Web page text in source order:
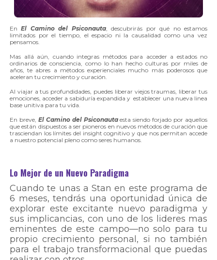
EnEl Camino del Psiconauta, descubrirás por qué no estamos
limitados por el tiempo, el espacio ni la causalidad como una vez
pensamos.
Mas allá aún, cuando integras métodos para acceder a estados no
ordinarios de consciencia, como lo han hecho culturas por miles de
años, te abres a métodos experienciales mucho más poderosos que
aceleran tu crecimiento y curación.
Al viajar a tus profundidades, puedes liberar viejos traumas, liberar tus
emociones, acceder a sabiduría expandida y establecer una nueva linea
base unitiva para tu vida.
En breve, El Camino del Psiconautaesta siendo forjado por aquellos
que están dispuestos a ser pioneros en nuevos métodos de curación que
trasciendan los límites del insight cognitivo y que nos permitan accede
a nuestro potencial pleno como seres humanos.
Lo Mejor de un Nuevo Paradigma
Cuando te unas a Stan en este programa de
6 meses, tendrás una oportunidad única de
explorar este excitante nuevo paradigma y
sus implicancias, con uno de los lideres mas
eminentes de este campo—no solo para tu
propio crecimiento personal, si no también
para el trabajo transformacional que puedas